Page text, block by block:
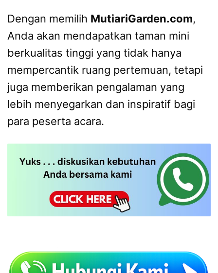
Dengan memilih MutiariGarden.com,
Anda akan mendapatkan taman mini
berkualitas tinggi yang tidak hanya
mempercantik ruang pertemuan, tetapi
juga memberikan pengalaman yang
lebih menyegarkan dan inspiratif bagi
para peserta acara.